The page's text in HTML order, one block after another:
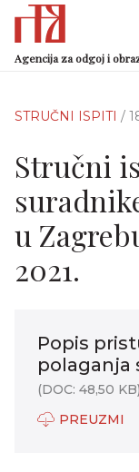
Agencija za odgoj i
STRUČNI ISPITI /
Stručni
u
2021.
Popis
polaganja
(DOC: 48,50 KB)
PREUZMI